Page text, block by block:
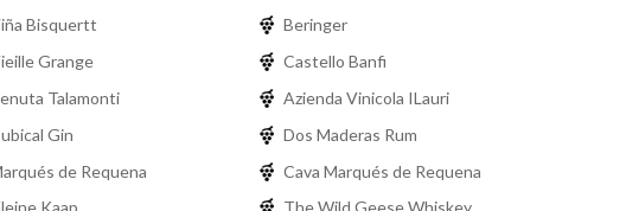
Bisquertt
Beringer
Grange
Castello Banfi
Talamonti
Azienda Vinicola ILauri
Gin
Dos Maderas Rum
de Requena
Cava Marqués de Requena